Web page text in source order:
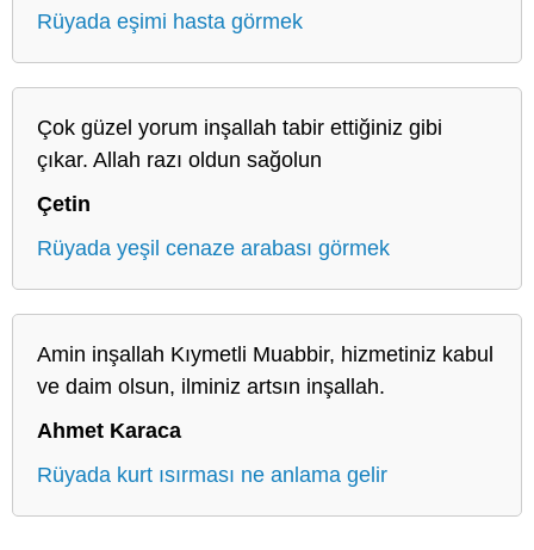
Rüyada eşimi hasta görmek
Çok güzel yorum inşallah tabir ettiğiniz gibi
çıkar. Allah razı oldun sağolun
Çetin
Rüyada yeşil cenaze arabası görmek
Amin inşallah Kıymetli Muabbir, hizmetiniz kabul
ve daim olsun, ilminiz artsın inşallah.
Ahmet Karaca
Rüyada kurt ısırması ne anlama gelir